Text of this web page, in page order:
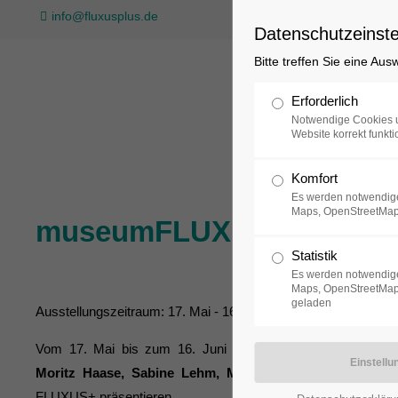
info@fluxusplus.de
Sammlung
museumFLUXUS+studis
Ausstellungszeitraum: 17. Mai - 16. Juni 2019
Vom 17. Mai bis zum 16. Juni 2019 werden
Moritz Haase, Sabine Lehm, Magdalena Loheide,
Bitte treffen Sie eine
Erforderlich
Notwendige Cookies
Website korrekt
Komfort
Es werden
Maps,
Statistik
Es werden
Maps,
geladen